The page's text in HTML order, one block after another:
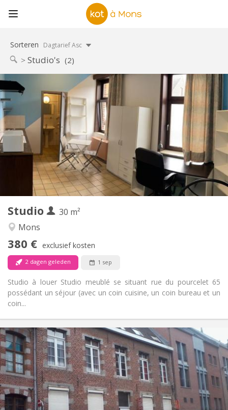
Sorteren Dagtarief Asc
Studio's (2)
Studio
30 m²
Mons
380 € exclusief kosten
2 dagen geleden 1 sep
Studio à louer Studio meublé se situant rue du pourcelet 65
possédant un séjour (avec un coin cuisine, un coin bureau et un
coin...
Praktische Informatie
Huur:
380 €
Kosten:
20 €
Duur:
12 maanden
Domiciliëring:
Toegelaten
Inrichting
Badkamer:
Privaat
Keuken:
Privé (aparte kamer)
Oppervlakte:
30 m
Private kamers:
1
Praktische Informatie
Huur:
495 €
Kosten:
50 €
Duur:
12 maanden, 5-6 maanden
Domiciliëring:
Met voorwaarden
Inrichting